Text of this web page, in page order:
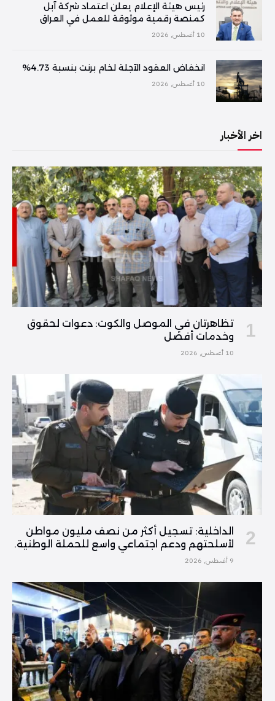
رئيس هيئة الإعلام يعلن اعتماد شركة آبل
كمنصة رقمية موثوقة للعمل في العراق
10 أغسطس, 2026
انخفاض العقود الآجلة لخام برنت بنسبة 4.73%
10 أغسطس, 2026
اخر الأخبار
تظاهرتان في الموصل والكوت: دعوات لحقوق
وخدمات أفضل
10 أغسطس, 2026
الداخلية: تسجيل أكثر من نصف مليون مواطن
لأسلحتهم ودعم اجتماعي واسع للحملة الوطنية.
9 أغسطس, 2026